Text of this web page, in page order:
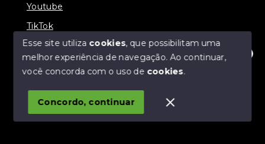
Olá! Estamos disponíveis para te ajudar.
Youtube
TikTok
© Copyright 2026 - Fratelli Negócios - CRECI 39261-J -
SITE PARA IMOBILIARIA
Esse site utiliza cookies, que possibilitam uma
melhor experiência de navegação.Ao continuar,
você concorda com o uso de cookies.
Concordo, continuar